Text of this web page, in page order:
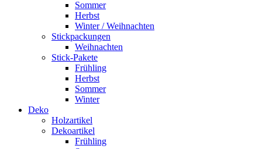
Sommer
Herbst
Winter / Weihnachten
Stickpackungen
Weihnachten
Stick-Pakete
Frühling
Herbst
Sommer
Winter
Deko
Holzartikel
Dekoartikel
Frühling